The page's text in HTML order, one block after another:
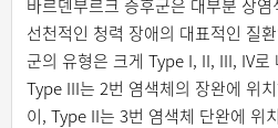
바르덴부르크 증후군은 대부분 상
선천적인 청력 장애의 대표적인 질
군의 유형은 크게 Type I, II, III, IV
Type III는 2번 염색체의 장완에 위
이, Type II는 3번 염색체 단완에 위